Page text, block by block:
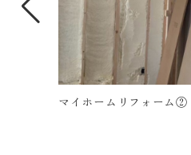
マイホームリフォーム②